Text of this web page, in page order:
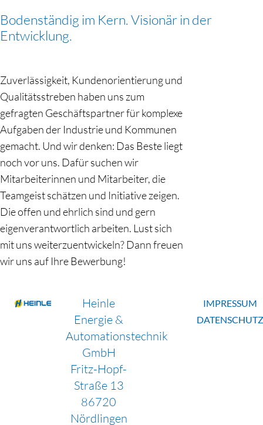
Bodenständig im Kern. Visionär in der
Entwicklung.
Zuverlässigkeit, Kundenorientierung und
Qualitätsstreben haben uns zum
gefragten Geschäftspartner für komplexe
Aufgaben der Industrie und Kommunen
gemacht. Und wir denken: Das Beste liegt
noch vor uns. Dafür suchen wir
Mitarbeiterinnen und Mitarbeiter, die
Teamgeist schätzen und Initiative zeigen.
Die offen und ehrlich sind und gern
eigenverantwortlich arbeiten. Lust sich
mit uns weiterzuentwickeln? Dann freuen
wir uns auf Ihre Bewerbung!
Heinle
Energie &
Automationstechnik
GmbH
Fritz-Hopf-
Straße 13
86720
Nördlingen
IMPRESSUM
DATENSCHUTZ